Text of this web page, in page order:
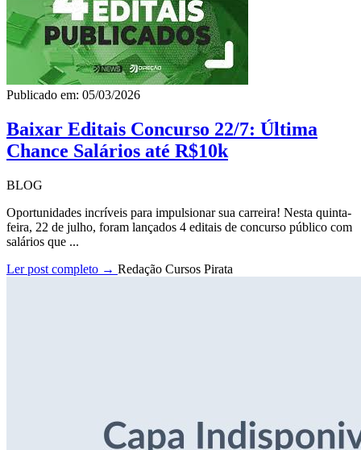
Publicado em: 05/03/2026
Baixar Editais Concurso 22/7: Última
Chance Salários até R$10k
BLOG
Oportunidades incríveis para impulsionar sua carreira! Nesta quinta-
feira, 22 de julho, foram lançados 4 editais de concurso público com
salários que ...
Ler post completo → Redação Cursos Pirata